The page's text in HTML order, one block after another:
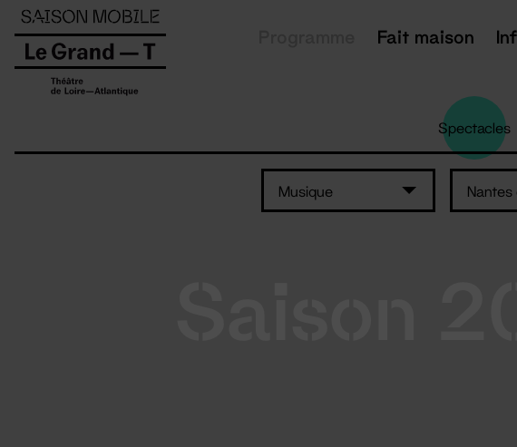
Fait maison
Spectacles
Musique
Panneau de gestion des cookies